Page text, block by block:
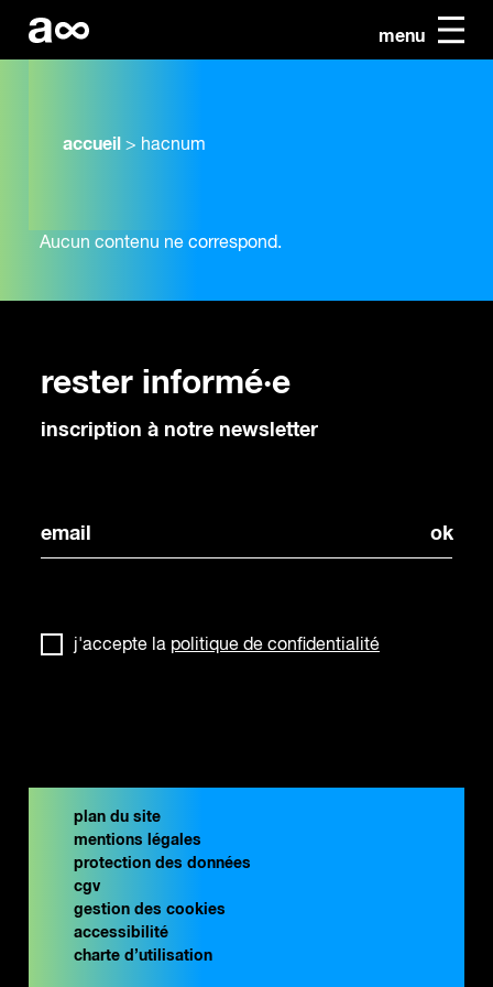
menu
accueil > hacnum
Aucun contenu ne correspond.
rester informé·e
inscription à notre newsletter
j'accepte la politique de confidentialité
plan du site
mentions légales
protection des données
cgv
gestion des cookies
accessibilité
charte d’utilisation